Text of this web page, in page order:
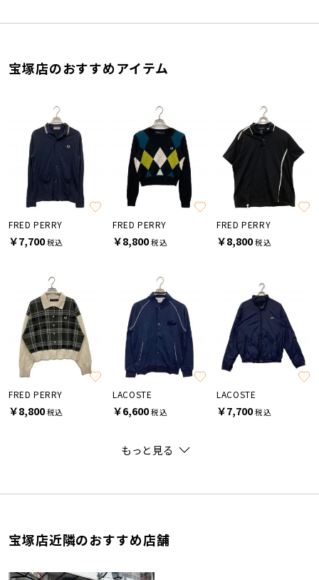
宝塚店のおすすめアイテム
FRED PERRY
￥7,700税込
FRED PERRY
￥8,800税込
FRED PERRY
￥8,800税込
FRED PERRY
￥8,800税込
LACOSTE
￥6,600税込
LACOSTE
￥7,700税込
もっと見る
宝塚店近隣のおすすめ店舗